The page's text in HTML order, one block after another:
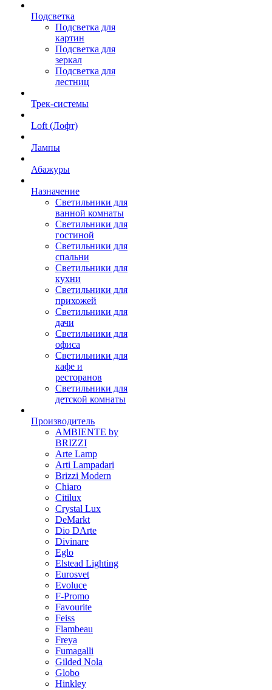
Подсветка
Подсветка для
картин
Подсветка для
зеркал
Подсветка для
лестниц
Трек-системы
Loft (Лофт)
Лампы
Абажуры
Назначение
Светильники для
ванной комнаты
Светильники для
гостиной
Светильники для
спальни
Светильники для
кухни
Светильники для
прихожей
Светильники для
дачи
Светильники для
офиса
Светильники для
кафе и
ресторанов
Светильники для
детской комнаты
Производитель
AMBIENTE by
BRIZZI
Arte Lamp
Arti Lampadari
Brizzi Modern
Chiaro
Citilux
Crystal Lux
DeMarkt
Dio DArte
Divinare
Eglo
Elstead Lighting
Eurosvet
Evoluce
F-Promo
Favourite
Feiss
Flambeau
Freya
Fumagalli
Gilded Nola
Globo
Hinkley